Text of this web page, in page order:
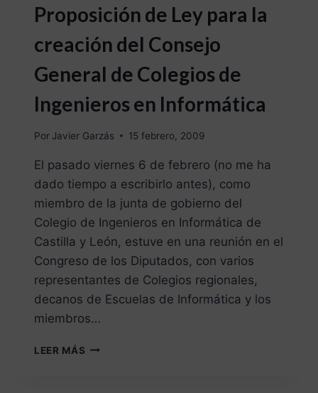
Proposición de Ley para la
creación del Consejo
General de Colegios de
Ingenieros en Informática
Por Javier Garzás 15 febrero, 2009
El pasado viernes 6 de febrero (no me ha
dado tiempo a escribirlo antes), como
miembro de la junta de gobierno del
Colegio de Ingenieros en Informática de
Castilla y León, estuve en una reunión en el
Congreso de los Diputados, con varios
representantes de Colegios regionales,
decanos de Escuelas de Informática y los
miembros…
LEER MÁS